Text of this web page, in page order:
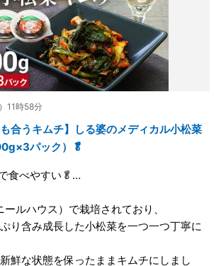
11時58分
も合うキムチ】しる婆のメディカル小松菜
パック）🥬
食べやすい🥬…
ルハウス）で栽培されており、
り含み成長した小松菜を一つ一つ丁寧に
鮮な状態を保ったままキムチにしまし